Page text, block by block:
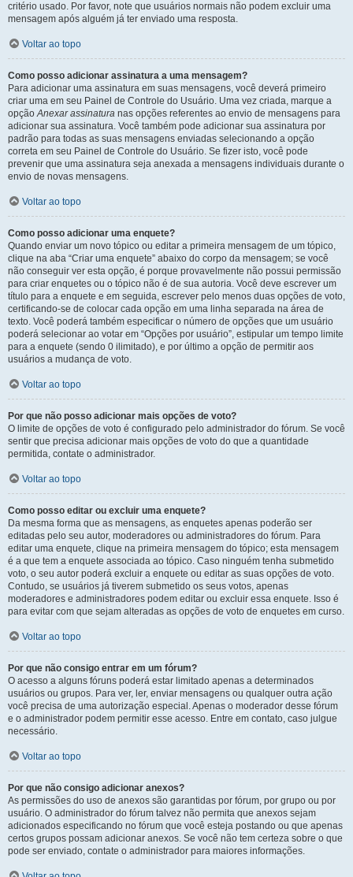
critério usado. Por favor, note que usuários normais não podem excluir uma
mensagem após alguém já ter enviado uma resposta.
Voltar ao topo
Como posso adicionar assinatura a uma mensagem?
Para adicionar uma assinatura em suas mensagens, você deverá primeiro
criar uma em seu Painel de Controle do Usuário. Uma vez criada, marque a
opçãoAnexar assinatura nas opções referentes ao envio de mensagens para
adicionar sua assinatura. Você também pode adicionar sua assinatura por
padrão para todas as suas mensagens enviadas selecionando a opção
correta em seu Painel de Controle do Usuário. Se fizer isto, você pode
prevenir que uma assinatura seja anexada a mensagens individuais durante o
envio de novas mensagens.
Voltar ao topo
Como posso adicionar uma enquete?
Quando enviar um novo tópico ou editar a primeira mensagem de um tópico,
clique na aba “Criar uma enquete” abaixo do corpo da mensagem; se você
não conseguir ver esta opção, é porque provavelmente não possui permissão
para criar enquetes ou o tópico não é de sua autoria. Você deve escrever um
título para a enquete e em seguida, escrever pelo menos duas opções de voto,
certificando-se de colocar cada opção em uma linha separada na área de
texto. Você poderá também especificar o número de opções que um usuário
poderá selecionar ao votar em “Opções por usuário”, estipular um tempo limite
para a enquete (sendo 0 ilimitado), e por último a opção de permitir aos
usuários a mudança de voto.
Voltar ao topo
Por que não posso adicionar mais opções de voto?
O limite de opções de voto é configurado pelo administrador do fórum. Se você
sentir que precisa adicionar mais opções de voto do que a quantidade
permitida, contate o administrador.
Voltar ao topo
Como posso editar ou excluir uma enquete?
Da mesma forma que as mensagens, as enquetes apenas poderão ser
editadas pelo seu autor, moderadores ou administradores do fórum. Para
editar uma enquete, clique na primeira mensagem do tópico; esta mensagem
é a que tem a enquete associada ao tópico. Caso ninguém tenha submetido
voto, o seu autor poderá excluir a enquete ou editar as suas opções de voto.
Contudo, se usuários já tiverem submetido os seus votos, apenas
moderadores e administradores podem editar ou excluir essa enquete. Isso é
para evitar com que sejam alteradas as opções de voto de enquetes em curso.
Voltar ao topo
Por que não consigo entrar em um fórum?
O acesso a alguns fóruns poderá estar limitado apenas a determinados
usuários ou grupos. Para ver, ler, enviar mensagens ou qualquer outra ação
você precisa de uma autorização especial. Apenas o moderador desse fórum
e o administrador podem permitir esse acesso. Entre em contato, caso julgue
necessário.
Voltar ao topo
Por que não consigo adicionar anexos?
As permissões do uso de anexos são garantidas por fórum, por grupo ou por
usuário. O administrador do fórum talvez não permita que anexos sejam
adicionados especificando no fórum que você esteja postando ou que apenas
certos grupos possam adicionar anexos. Se você não tem certeza sobre o que
pode ser enviado, contate o administrador para maiores informações.